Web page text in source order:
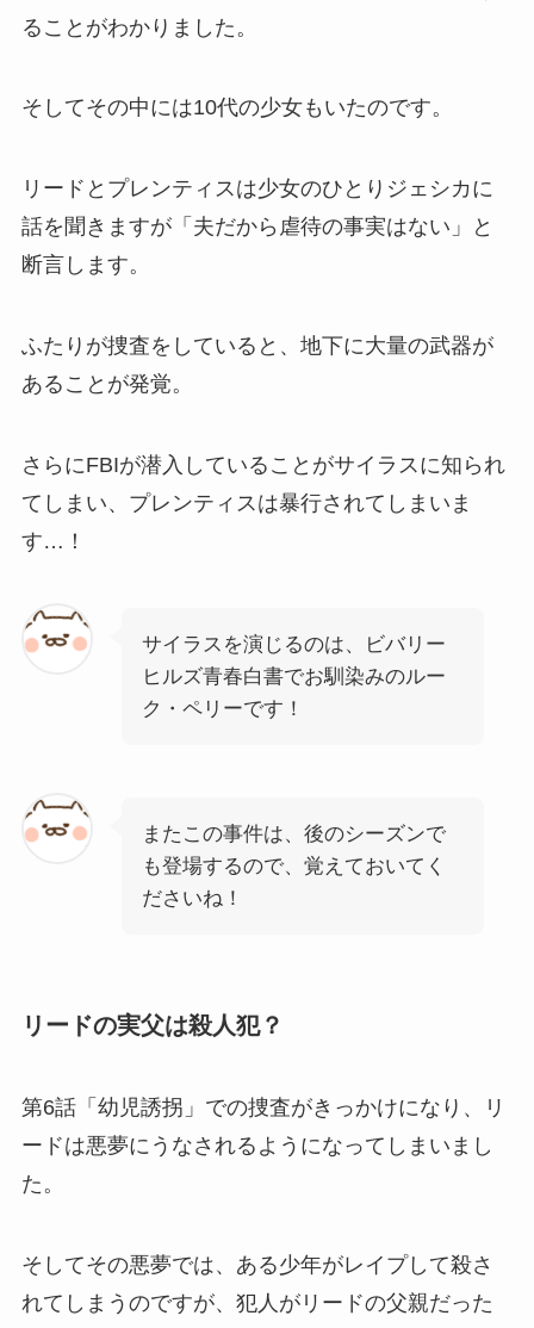
ることがわかりました。
そしてその中には10代の少女もいたのです。
リードとプレンティスは少女のひとりジェシカに
話を聞きますが「夫だから虐待の事実はない」と
断言します。
ふたりが捜査をしていると、地下に大量の武器が
あることが発覚。
さらにFBIが潜入していることがサイラスに知られ
てしまい、プレンティスは暴行されてしまいま
す…！
サイラスを演じるのは、ビバリー
ヒルズ青春白書でお馴染みのルー
ク・ペリーです！
またこの事件は、後のシーズンで
も登場するので、覚えておいてく
ださいね！
リードの実父は殺人犯？
第6話「幼児誘拐」での捜査がきっかけになり、リ
ードは悪夢にうなされるようになってしまいまし
た。
そしてその悪夢では、ある少年がレイプして殺さ
れてしまうのですが、犯人がリードの父親だった